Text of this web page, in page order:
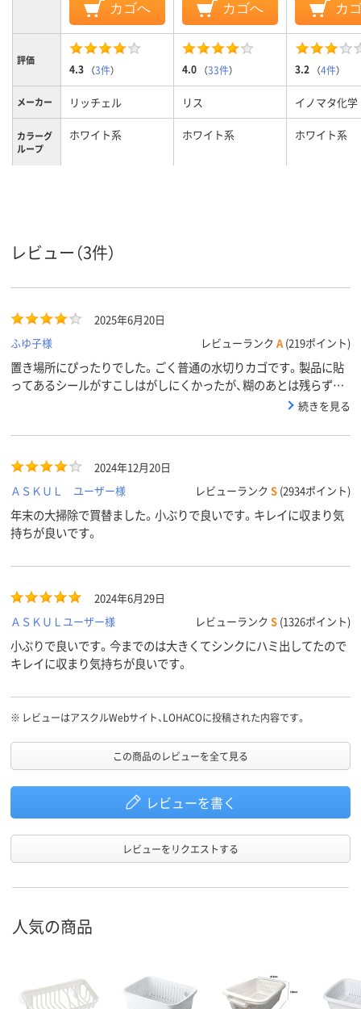
カゴへ カゴへ カ
評価
4.3 （3件） 4.0 （33件） 3.2 （4件）
メーカー リッチェル リス イノマタ化学
カラーグ
ループ
ホワイト系 ホワイト系 ホワイト系
レビュー（3件）
2025年6月20日
ふゆ子様
レビューランク A (219ポイント)
置き場所にぴったりでした。ごく普通の水切りカゴです。製品に貼
ってあるシールがすこしはがしにくかったが、糊のあとは残らず良
続きを見る
2024年12月20日
ＡＳＫＵＬ ユーザー様
レビューランク S (2934ポイント)
年末の大掃除で買替ました。小ぶりで良いです。キレイに収まり気
持ちが良いです。
2024年6月29日
ＡＳＫＵＬユーザー様
レビューランク S (1326ポイント)
小ぶりで良いです。今までのは大きくてシンクにハミ出してたので
キレイに収まり気持ちが良いです。
※ レビューはアスクルWebサイト、LOHACOに投稿された内容です。
この商品のレビューを全て見る
レビューを書く
レビューをリクエストする
人気の商品